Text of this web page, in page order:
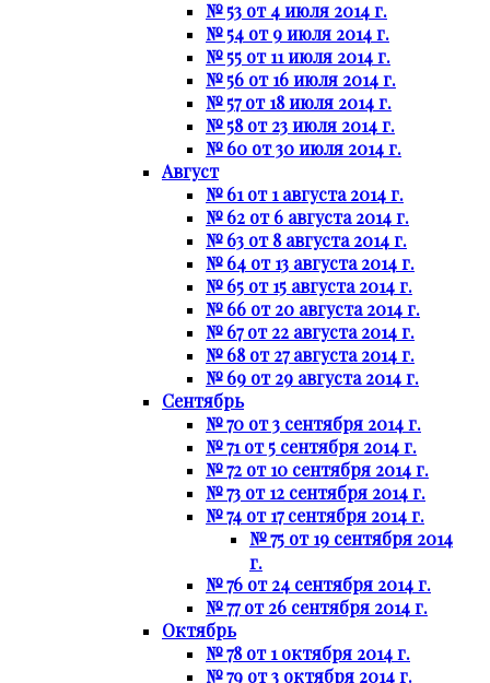
№ 53 от 4 июля 2014 г.
№ 54 от 9 июля 2014 г.
№ 55 от 11 июля 2014 г.
№ 56 от 16 июля 2014 г.
№ 57 от 18 июля 2014 г.
№ 58 от 23 июля 2014 г.
№ 60 от 30 июля 2014 г.
Август
№ 61 от 1 августа 2014 г.
№ 62 от 6 августа 2014 г.
№ 63 от 8 августа 2014 г.
№ 64 от 13 августа 2014 г.
№ 65 от 15 августа 2014 г.
№ 66 от 20 августа 2014 г.
№ 67 от 22 августа 2014 г.
№ 68 от 27 августа 2014 г.
№ 69 от 29 августа 2014 г.
Сентябрь
№ 70 от 3 сентября 2014 г.
№ 71 от 5 сентября 2014 г.
№ 72 от 10 сентября 2014 г.
№ 73 от 12 сентября 2014 г.
№ 74 от 17 сентября 2014 г.
№ 75 от 19 сентября 2014
г.
№ 76 от 24 сентября 2014 г.
№ 77 от 26 сентября 2014 г.
Октябрь
№ 78 от 1 октября 2014 г.
№ 79 от 3 октября 2014 г.